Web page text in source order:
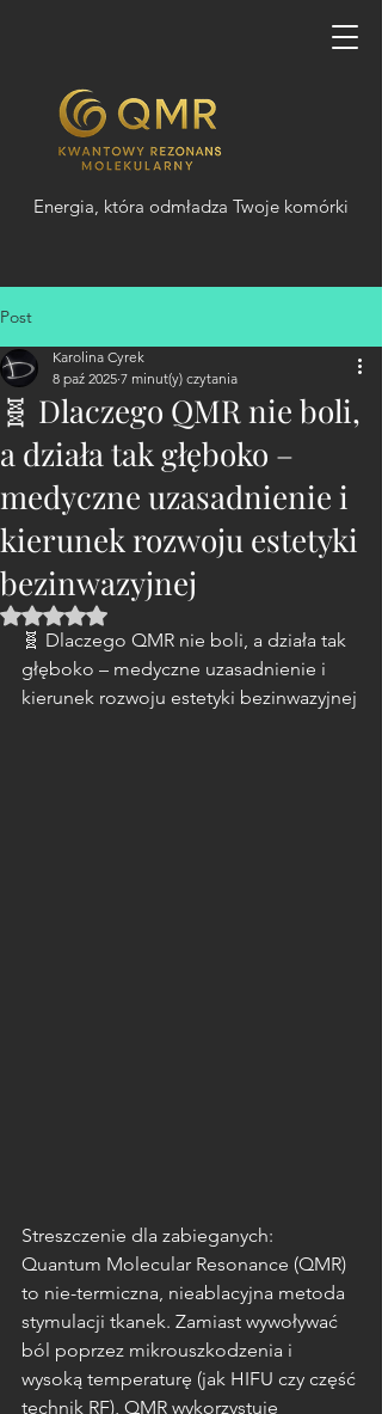
Energia, która odmładza Twoje komórki
Post
🧬 Dlaczego QMR nie boli,
a działa tak głęboko –
medyczne uzasadnienie i
kierunek rozwoju estetyki
bezinwazyjnej
Karolina Cyrek
8 paź 2025 7 minut(y) czytania
Oceniono na NaN z 5 gwiazdek.
🧬 Dlaczego QMR nie boli, a działa tak
głęboko – medyczne uzasadnienie i
kierunek rozwoju estetyki bezinwazyjnej
Streszczenie dla zabieganych:
Quantum Molecular Resonance (QMR)
to nie-termiczna, nieablacyjna metoda
stymulacji tkanek. Zamiast wywoływać
ból poprzez mikrouszkodzenia i
wysoką temperaturę (jak HIFU czy część
technik RF), QMR wykorzystuje